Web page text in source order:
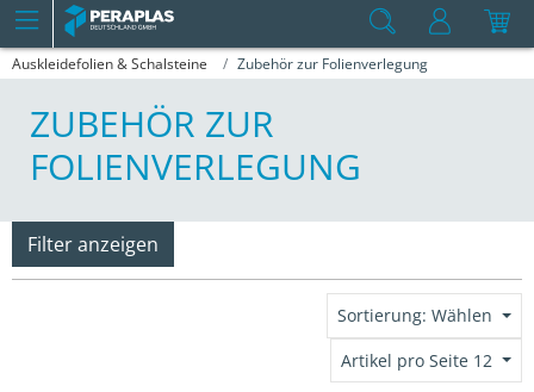
Auskleidefolien & Schalsteine Zubehör zur Folienverlegung
ZUBEHÖR ZUR
FOLIENVERLEGUNG
Filter anzeigen
Sortierung: Wählen
Artikel pro Seite 12